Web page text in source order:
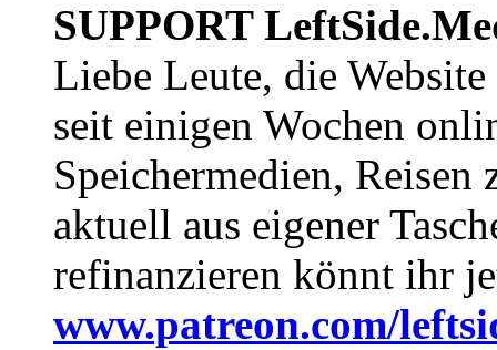
SUPPORT
Liebe Leute, die Website
seit einigen Wochen
Speichermedien, Reisen
aktuell aus eigener
refinanzieren könnt ihr
www.patreon.com/